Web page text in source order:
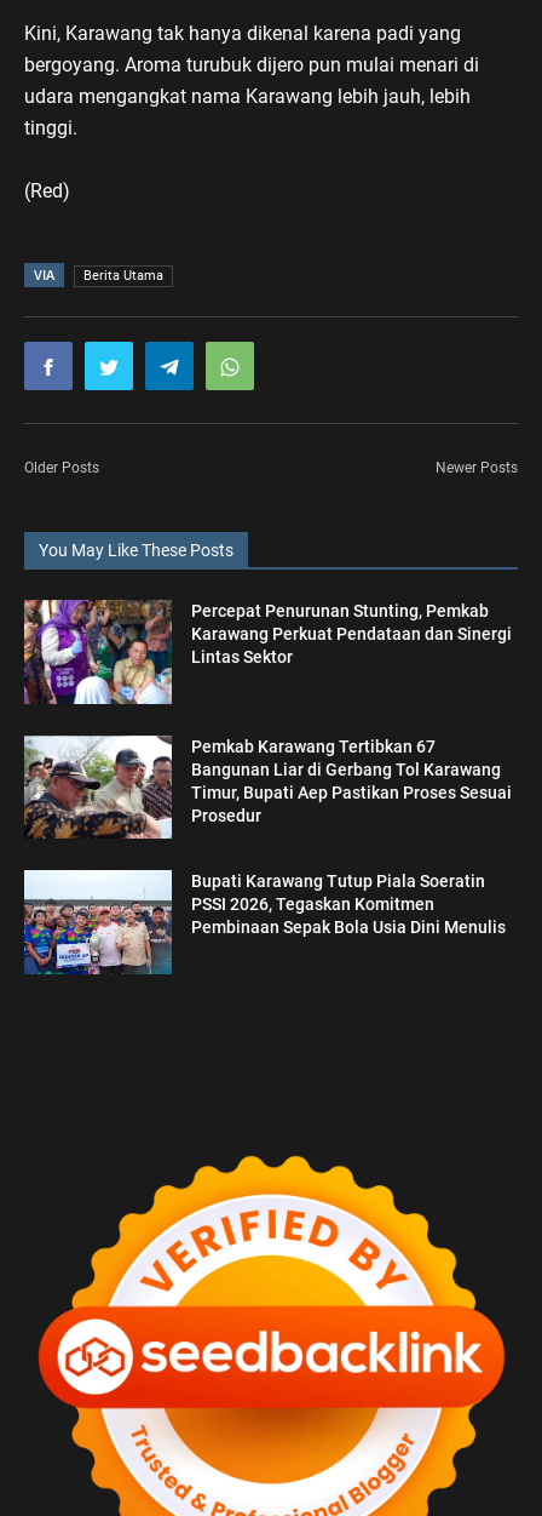
Kini, Karawang tak hanya dikenal karena padi yang
bergoyang. Aroma turubuk dijero pun mulai menari di
udara mengangkat nama Karawang lebih jauh, lebih
tinggi.
(Red)
VIA Berita Utama
Older Posts Newer Posts
You May Like These Posts
Percepat Penurunan Stunting, Pemkab
Karawang Perkuat Pendataan dan Sinergi
Lintas Sektor
Pemkab Karawang Tertibkan 67
Bangunan Liar di Gerbang Tol Karawang
Timur, Bupati Aep Pastikan Proses Sesuai
Prosedur
Bupati Karawang Tutup Piala Soeratin
PSSI 2026, Tegaskan Komitmen
Pembinaan Sepak Bola Usia Dini Menulis